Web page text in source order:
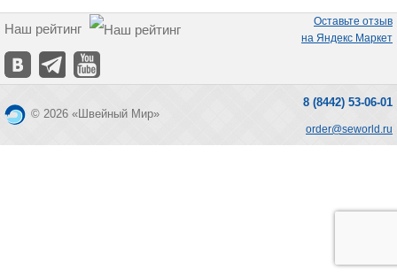
Наш рейтинг
Оставьте отзыв
на Яндекс Маркет
© 2026 «Швейный Мир»
8 (8442) 53-06-01
order@seworld.ru